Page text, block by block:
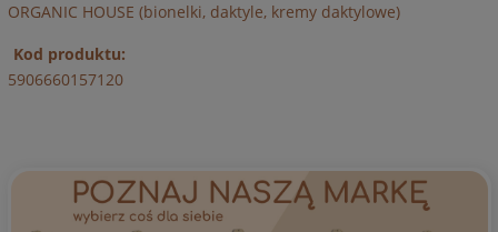
ORGANIC HOUSE (bionelki, daktyle, kremy daktylowe)
Kod produktu:
5906660157120